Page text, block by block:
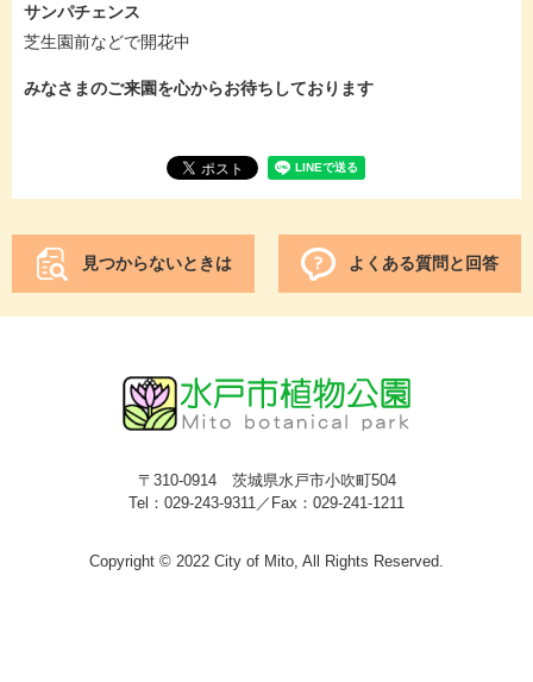
サンパチェンス
芝生園前などで開花中
みなさまのご来園を心からお待ちしております
見つからないときは よくある質問と回答
〒310-0914 茨城県水戸市小吹町504
Tel：029-243-9311／Fax：029-241-1211
Copyright © 2022 City of Mito, All Rights Reserved.